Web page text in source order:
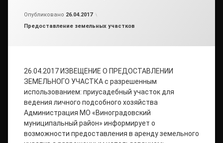
Опубликовано 26.04.2017
Рубрики:
Предоставление земельных участков
26.04.2017 ИЗВЕЩЕНИЕ О ПРЕДОСТАВЛЕНИИ
ЗЕМЕЛЬНОГО УЧАСТКА с разрешенным
использованием: приусадебный участок для
ведения личного подсобного хозяйства
Администрация МО «Виноградовский
муниципальный район» информирует о
возможности предоставления в аренду земельного